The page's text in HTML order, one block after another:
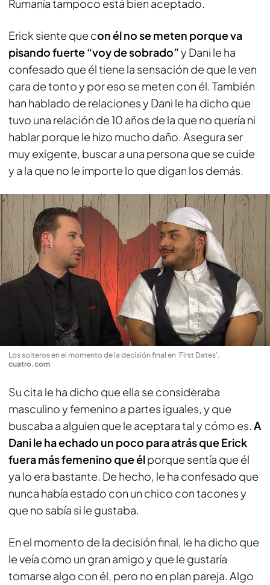
Rumanía tampoco está bien aceptado.
Erick siente que con él no se meten porque va
pisando fuerte “voy de sobrado”y Dani le ha
confesado que él tiene la sensación de que le ven
cara de tonto y por eso se meten con él. También
han hablado de relaciones y Dani le ha dicho que
tuvo una relación de 10 años de la que no quería ni
hablar porque le hizo mucho daño. Asegura ser
muy exigente, buscar a una persona que se cuide
y a la que no le importe lo que digan los demás.
Los solteros en el momento de la decisión final en 'First Dates'.
cuatro.com
Su cita le ha dicho que ella se consideraba
masculino y femenino a partes iguales, y que
buscaba a alguien que le aceptara tal y cómo es. A
Dani le ha echado un poco para atrás que Erick
fuera más femenino que élporque sentía que él
ya lo era bastante. De hecho, le ha confesado que
nunca había estado con un chico con tacones y
que no sabía si le gustaba.
En el momento de la decisión final, le ha dicho que
le veía como un gran amigo y que le gustaría
tomarse algo con él, pero no en plan pareja. Algo